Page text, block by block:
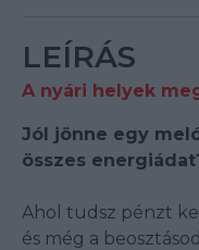
LEÍRÁS
A nyári helyek
Jól jönne egy
összes
Ahol tudsz pénzt
és még a